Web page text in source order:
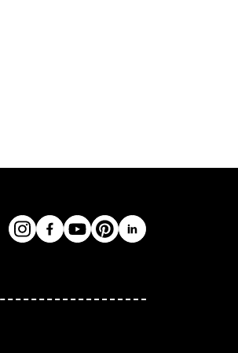
Réseaux
InstagramFacebookYouTubePinterestLinkedIn